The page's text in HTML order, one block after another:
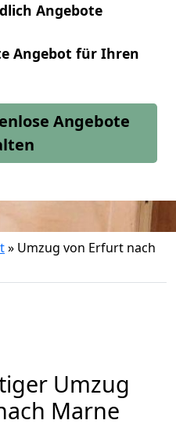
Angebote
Angebot für Ihren
Angebote
» Umzug von Erfurt nach
Umzug
Marne